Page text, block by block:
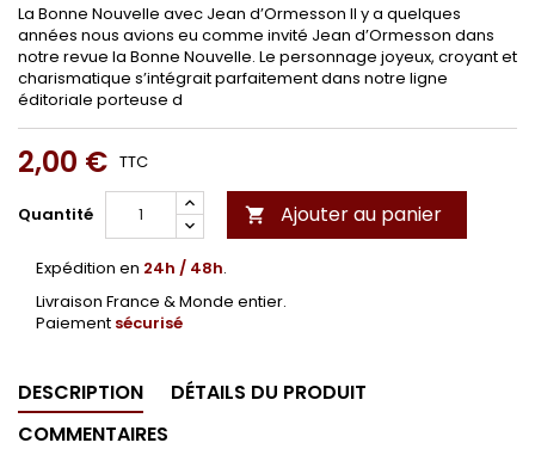
La Bonne Nouvelle avec Jean d’Ormesson Il y a quelques
années nous avions eu comme invité Jean d’Ormesson dans
notre revue la Bonne Nouvelle. Le personnage joyeux, croyant et
charismatique s’intégrait parfaitement dans notre ligne
éditoriale porteuse d
2,00 € TTC
Quantité  Ajouter au panier
Expédition en 24h / 48h.
Livraison France & Monde entier.
Paiement sécurisé
DESCRIPTION
DÉTAILS DU PRODUIT
COMMENTAIRES